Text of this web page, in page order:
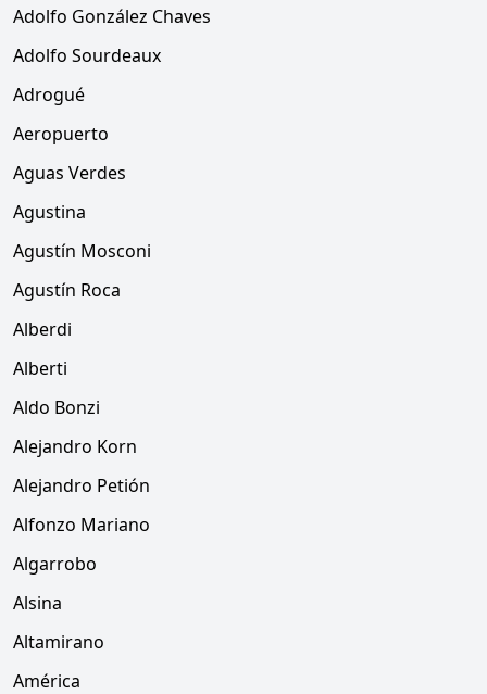
Adolfo González Chaves
Adolfo Sourdeaux
Adrogué
Aeropuerto
Aguas Verdes
Agustina
Agustín Mosconi
Agustín Roca
Alberdi
Alberti
Aldo Bonzi
Alejandro Korn
Alejandro Petión
Alfonzo Mariano
Algarrobo
Alsina
Altamirano
América